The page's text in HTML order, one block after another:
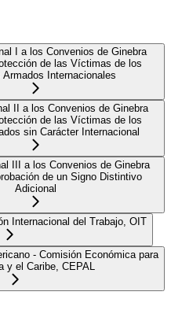
I a los Convenios de Ginebra
de las Víctimas de los
Internacionales
II a los Convenios de Ginebra
de las Víctimas de los
sin Carácter Internacional
III a los Convenios de Ginebra
de un Signo Distintivo
Adicional
Internacional del Trabajo, OIT
- Comisión Económica para
y el Caribe, CEPAL